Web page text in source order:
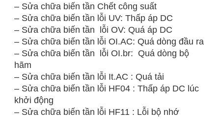
– Sửa chữa biến tần Chết công suất
– Sửa chữa biến tần lỗi UV: Thấp áp DC
– Sửa chữa biến tần lỗi OV: Quá áp DC
– Sửa chữa biến tần lỗi OI.AC: Quá dòng đầu ra
– Sửa chữa biến tần lỗi OI.br: Quá dòng bộ
hãm
– Sửa chữa biến tần lỗi It.AC : Quá tải
– Sửa chữa biến tần lỗi HF04 : Thấp áp DC lúc
khởi động
– Sửa chữa biến tần lỗi HF11 : Lỗi bộ nhớ